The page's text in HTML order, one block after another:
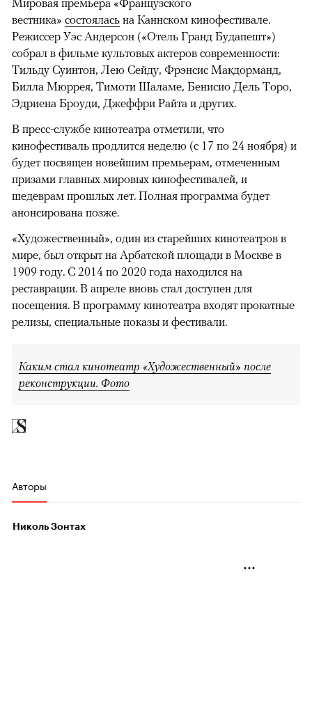
Мировая премьера «Французского
вестника» состоялась на Каннском кинофестивале.
Режиссер Уэс Андерсон («Отель Гранд Будапешт»)
собрал в фильме культовых актеров современности:
Тильду Суинтон, Лею Сейду, Фрэнсис Макдорманд,
Билла Мюррея, Тимоти Шаламе, Бенисио Дель Торо,
Эдриена Броуди, Джеффри Райта и других.
В пресс-службе кинотеатра отметили, что
кинофестиваль продлится неделю (с 17 по 24 ноября) и
будет посвящен новейшим премьерам, отмеченным
призами главных мировых кинофестивалей, и
шедеврам прошлых лет. Полная программа будет
анонсирована позже.
«Художественный», один из старейших кинотеатров в
мире, был открыт на Арбатской площади в Москве в
1909 году. С 2014 по 2020 года находился на
реставрации. В апреле вновь стал доступен для
посещения. В программу кинотеатра входят прокатные
релизы, специальные показы и фестивали.
Каким стал кинотеатр «Художественный» после
реконструкции. Фото
Авторы
Николь Зонтах